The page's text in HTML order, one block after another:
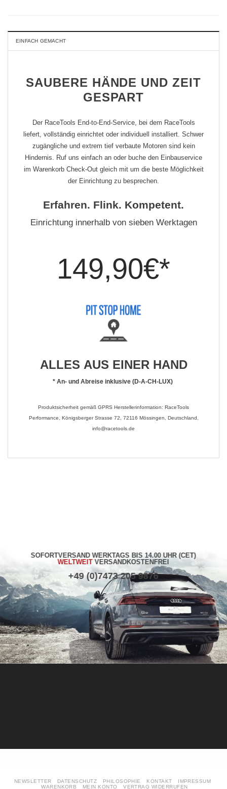
EINFACH GEMACHT
SAUBERE HÄNDE UND ZEIT
GESPART
Der RaceTools End-to-End-Service, bei dem RaceTools
liefert, vollständig einrichtet oder individuell installiert. Schwer
zugängliche und extrem tief verbaute Motoren sind kein
Hindernis. Ruf uns einfach an oder buche den Einbauservice
im Warenkorb Check-Out gleich mit um die beste Möglichkeit
der Einrichtung zu besprechen.
Erfahren. Flink. Kompetent.
Einrichtung innerhalb von sieben Werktagen
149,90€*
ALLES AUS EINER HAND
* An- und Abreise inklusive (D-A-CH-LUX)
Produktsicherheit gemäß GPRS Herstellerinformation: RaceTools
Performance, Königsberger Strasse 72, 72116 Mössingen, Deutschland,
info@racetools.de
SOFORTVERSAND WERKTAGS BIS 14.00 UHR (CET)
WELTWEITVERSANDKOSTENFREI
+49 (0)7473 205 9876
NEWSLETTER DATENSCHUTZ PHILOSOPHIE KONTAKT
IMPRESSUM
WARENKORB
MEIN KONTO VERTRAG WIDERRUFEN